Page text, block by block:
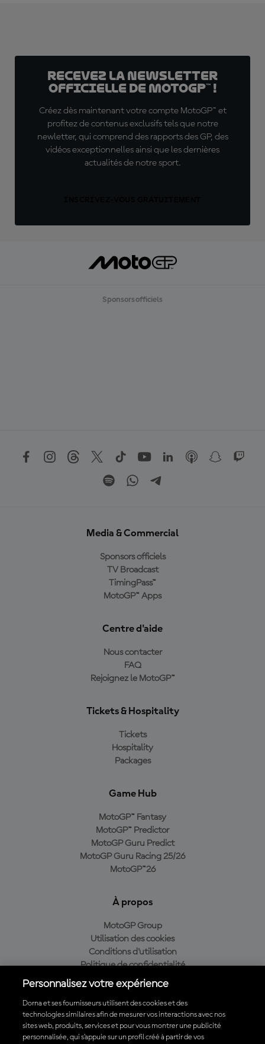
Recevez la Newsletter
officielle de MotoGP™ !
Créez dès maintenant votre compte MotoGP™ et
profitez de contenus exclusifs tels que notre
newletter, qui comprend des rapports des GP, des
vidéos exceptionnelles ainsi que les dernières
actualités de notre sport.
Sponsors officiels
Media & Commercial
Sponsors officiels
TV Broadcast
TimingPass™
MotoGP™ Apps
Centre d'aide
Nous contacter
FAQ
Rejoignez le MotoGP™
Tickets & Hospitality
Tickets
Hospitality
Packages
Game Hub
MotoGP™ Fantasy
MotoGP™ Predictor
MotoGP Guru Predict
MotoGP Guru Racing 25/26
MotoGP™26
À propos
MotoGP Group
Utilisation des cookies
Conditions d'utilisation
Politique de confidentialité
Politique d’achat
Télécharger l'appli officielle du MotoGP™
Personnalisez votre expérience
Dorna et ses fournisseurs utilisent des cookies et des
technologies similaires afin de mesurer vos interactions avec nos
sites web, produits, services et pour vous montrer une publicité
personnalisée, qui s’appuie sur un profil créé à partir de vos